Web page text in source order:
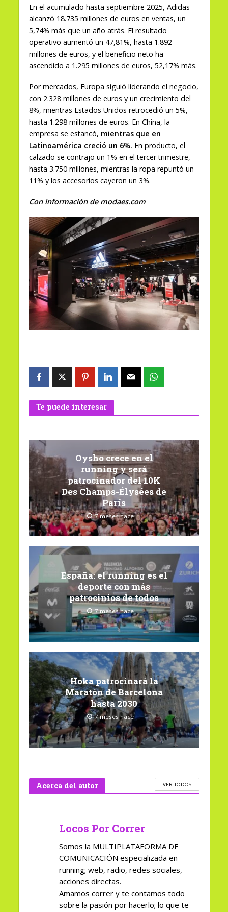
En el acumulado hasta septiembre 2025, Adidas
alcanzó 18.735 millones de euros en ventas, un
5,74% más que un año atrás. El resultado
operativo aumentó un 47,81%, hasta 1.892
millones de euros, y el beneficio neto ha
ascendido a 1.295 millones de euros, 52,17% más.
Por mercados, Europa siguió liderando el negocio,
con 2.328 millones de euros y un crecimiento del
8%, mientras Estados Unidos retrocedió un 5%,
hasta 1.298 millones de euros. En China, la
empresa se estancó, mientras que en
Latinoamérica creció un 6%. En producto, el
calzado se contrajo un 1% en el tercer trimestre,
hasta 3.750 millones, mientras la ropa repuntó un
11% y los accesorios cayeron un 3%.
Con información de modaes.com
Te puede interesar
Oysho crece en el
running y será
patrocinador del 10K
Des Champs-Élysées de
París
7 meses hace
España: el running es el
deporte con más
patrocinios de todos
7 meses hace
Hoka patrocinará la
Maratón de Barcelona
hasta 2030
7 meses hace
Acerca del autor VER TODOS
Locos Por Correr
Somos la MULTIPLATAFORMA DE
COMUNICACIÓN especializada en
running; web, radio, redes sociales,
acciones directas.
Amamos correr y te contamos todo
sobre la pasión por hacerlo; lo que te